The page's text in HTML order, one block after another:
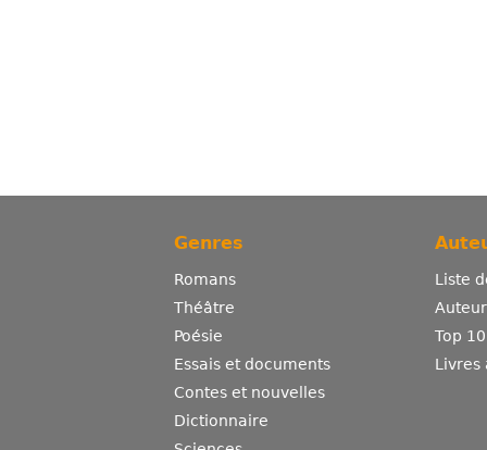
Genres
Romans
Théâtre
Poésie
Essais et documents
Contes et nouvelles
Dictionnaire
Liste
Top
Livres